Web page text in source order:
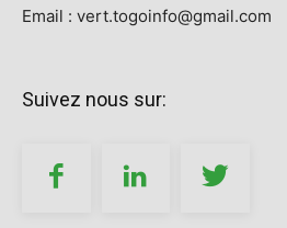
Email : vert.togoinfo@gmail.com
Suivez nous sur: